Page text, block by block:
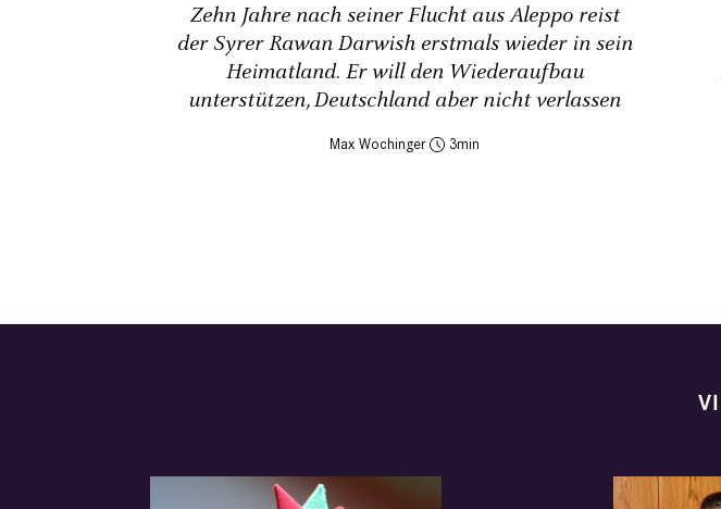
Zehn Jahre nach seiner Flucht aus Aleppo reist
der Syrer Rawan Darwish erstmals wieder in sein
Heimatland. Er will den Wiederaufbau
unterstützen, Deutschland aber nicht verlassen
Max Wochinger 3